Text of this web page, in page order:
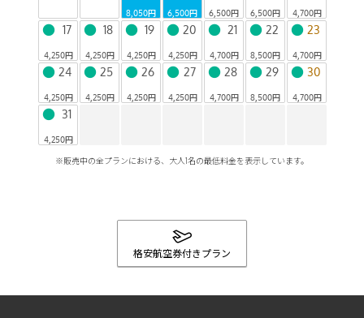
8,050円 6,500円 6,500円 6,500円 4,700円
● 17
4,250円
● 18
4,250円
● 19
4,250円
● 20
4,250円
● 21
4,700円
● 22
8,500円
● 23
4,700円
● 24
4,250円
● 25
4,250円
● 26
4,250円
● 27
4,250円
● 28
4,700円
● 29
8,500円
● 30
4,700円
● 31
4,250円
※販売中の全プランにおける、大人1名の最低料金を表示しています。
格安航空券付きプラン